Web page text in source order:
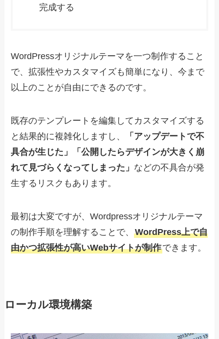
完成する
WordPressオリジナルテーマを一つ制作すること
で、拡張性やカスタマイズも簡単になり、今まで
以上のことが自由にできるのです。
既存のテンプレートを編集してカスタマイズする
と結果的に複雑化しますし、
「アップデートで不
具合が生じた」「公開したらデザインが大きく崩
れて見づらくなってしまった」 などの不具合が発
生するリスクもあります。
最初は大変ですが、Wordpressオリジナルテーマ
の制作手順を理解することで、WordPress上で自
由かつ拡張性が高いWebサイトが制作できます。
ローカル環境構築